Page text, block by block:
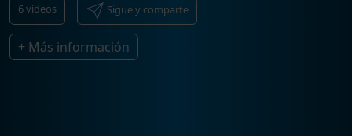
6vídeos Sigue y comparte
+ Más información